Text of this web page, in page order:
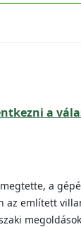
a
a
említett